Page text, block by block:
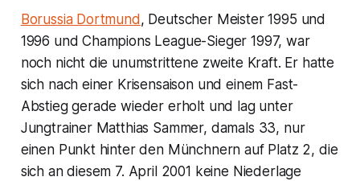
Borussia Dortmund , Deutscher Meister 1995 und
1996 und Champions League-Sieger 1997, war
noch nicht die unumstrittene zweite Kraft. Er hatte
sich nach einer Krisensaison und einem Fast-
Abstieg gerade wieder erholt und lag unter
Jungtrainer Matthias Sammer, damals 33, nur
einen Punkt hinter den Münchnern auf Platz 2, die
sich an diesem 7. April 2001 keine Niederlage